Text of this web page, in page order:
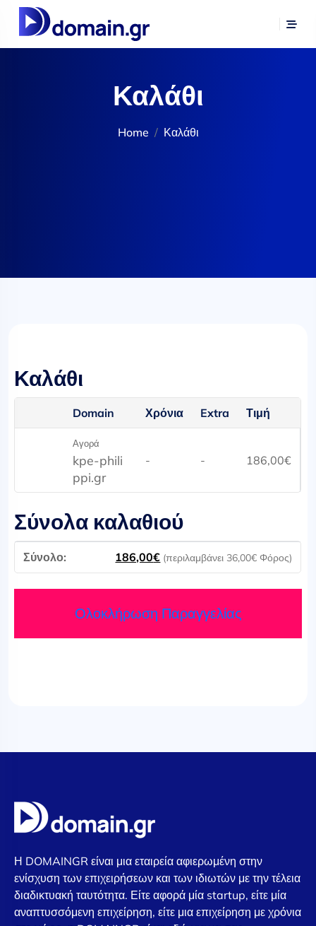
Καλάθι
Home Καλάθι
Καλάθι
Domain Χρόνια Extra Τιμή
Αγορά
kpe-phili
ppi.gr
- - 186,00€
Σύνολα καλαθιού
186,00€ (περιλαμβάνει 36,00€ Φόρος)
Ολοκλήρωση Παραγγελίας
Η DOMAINGR είναι μια εταιρεία αφιερωμένη στην
ενίσχυση των επιχειρήσεων και των ιδιωτών με την τέλεια
διαδικτυακή ταυτότητα. Είτε αφορά μία startup, είτε μία
αναπτυσσόμενη επιχείρηση, είτε μια επιχείρηση με χρόνια